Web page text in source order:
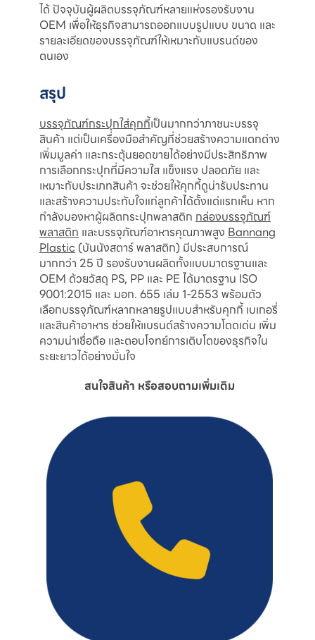
ได้ ปัจจุบันผู้ผลิตบรรจุภัณฑ์หลายแห่งรองรับงาน
OEM เพื่อให้ธุรกิจสามารถออกแบบรูปแบบ ขนาด และ
รายละเอียดของบรรจุภัณฑ์ให้เหมาะกับแบรนด์ของ
ตนเอง
สรุป
บรรจุภัณฑ์กระปุกใส่คุกกี้เป็นมากกว่าภาชนะบรรจุ
สินค้า แต่เป็นเครื่องมือสำคัญที่ช่วยสร้างความแตกต่าง
เพิ่มมูลค่า และกระตุ้นยอดขายได้อย่างมีประสิทธิภาพ
การเลือกกระปุกที่มีความใส แข็งแรง ปลอดภัย และ
เหมาะกับประเภทสินค้า จะช่วยให้คุกกี้ดูน่ารับประทาน
และสร้างความประทับใจแก่ลูกค้าได้ตั้งแต่แรกเห็น หาก
กำลังมองหาผู้ผลิตกระปุกพลาสติก กล่องบรรจุภัณฑ์
พลาสติก และบรรจุภัณฑ์อาหารคุณภาพสูง Bannang
Plastic (บันนังสตาร์ พลาสติก) มีประสบการณ์
มากกว่า 25 ปี รองรับงานผลิตทั้งแบบมาตรฐานและ
OEM ด้วยวัสดุ PS, PP และ PE ได้มาตรฐาน ISO
9001:2015 และ มอก. 655 เล่ม 1-2553 พร้อมตัว
เลือกบรรจุภัณฑ์หลากหลายรูปแบบสำหรับคุกกี้ เบเกอรี่
และสินค้าอาหาร ช่วยให้แบรนด์สร้างความโดดเด่น เพิ่ม
ความน่าเชื่อถือ และตอบโจทย์การเติบโตของธุรกิจใน
ระยะยาวได้อย่างมั่นใจ
สนใจสินค้า หรือสอบถามเพิ่มเติม